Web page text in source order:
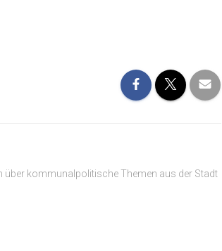
über kommunalpolitische Themen aus der Stadt